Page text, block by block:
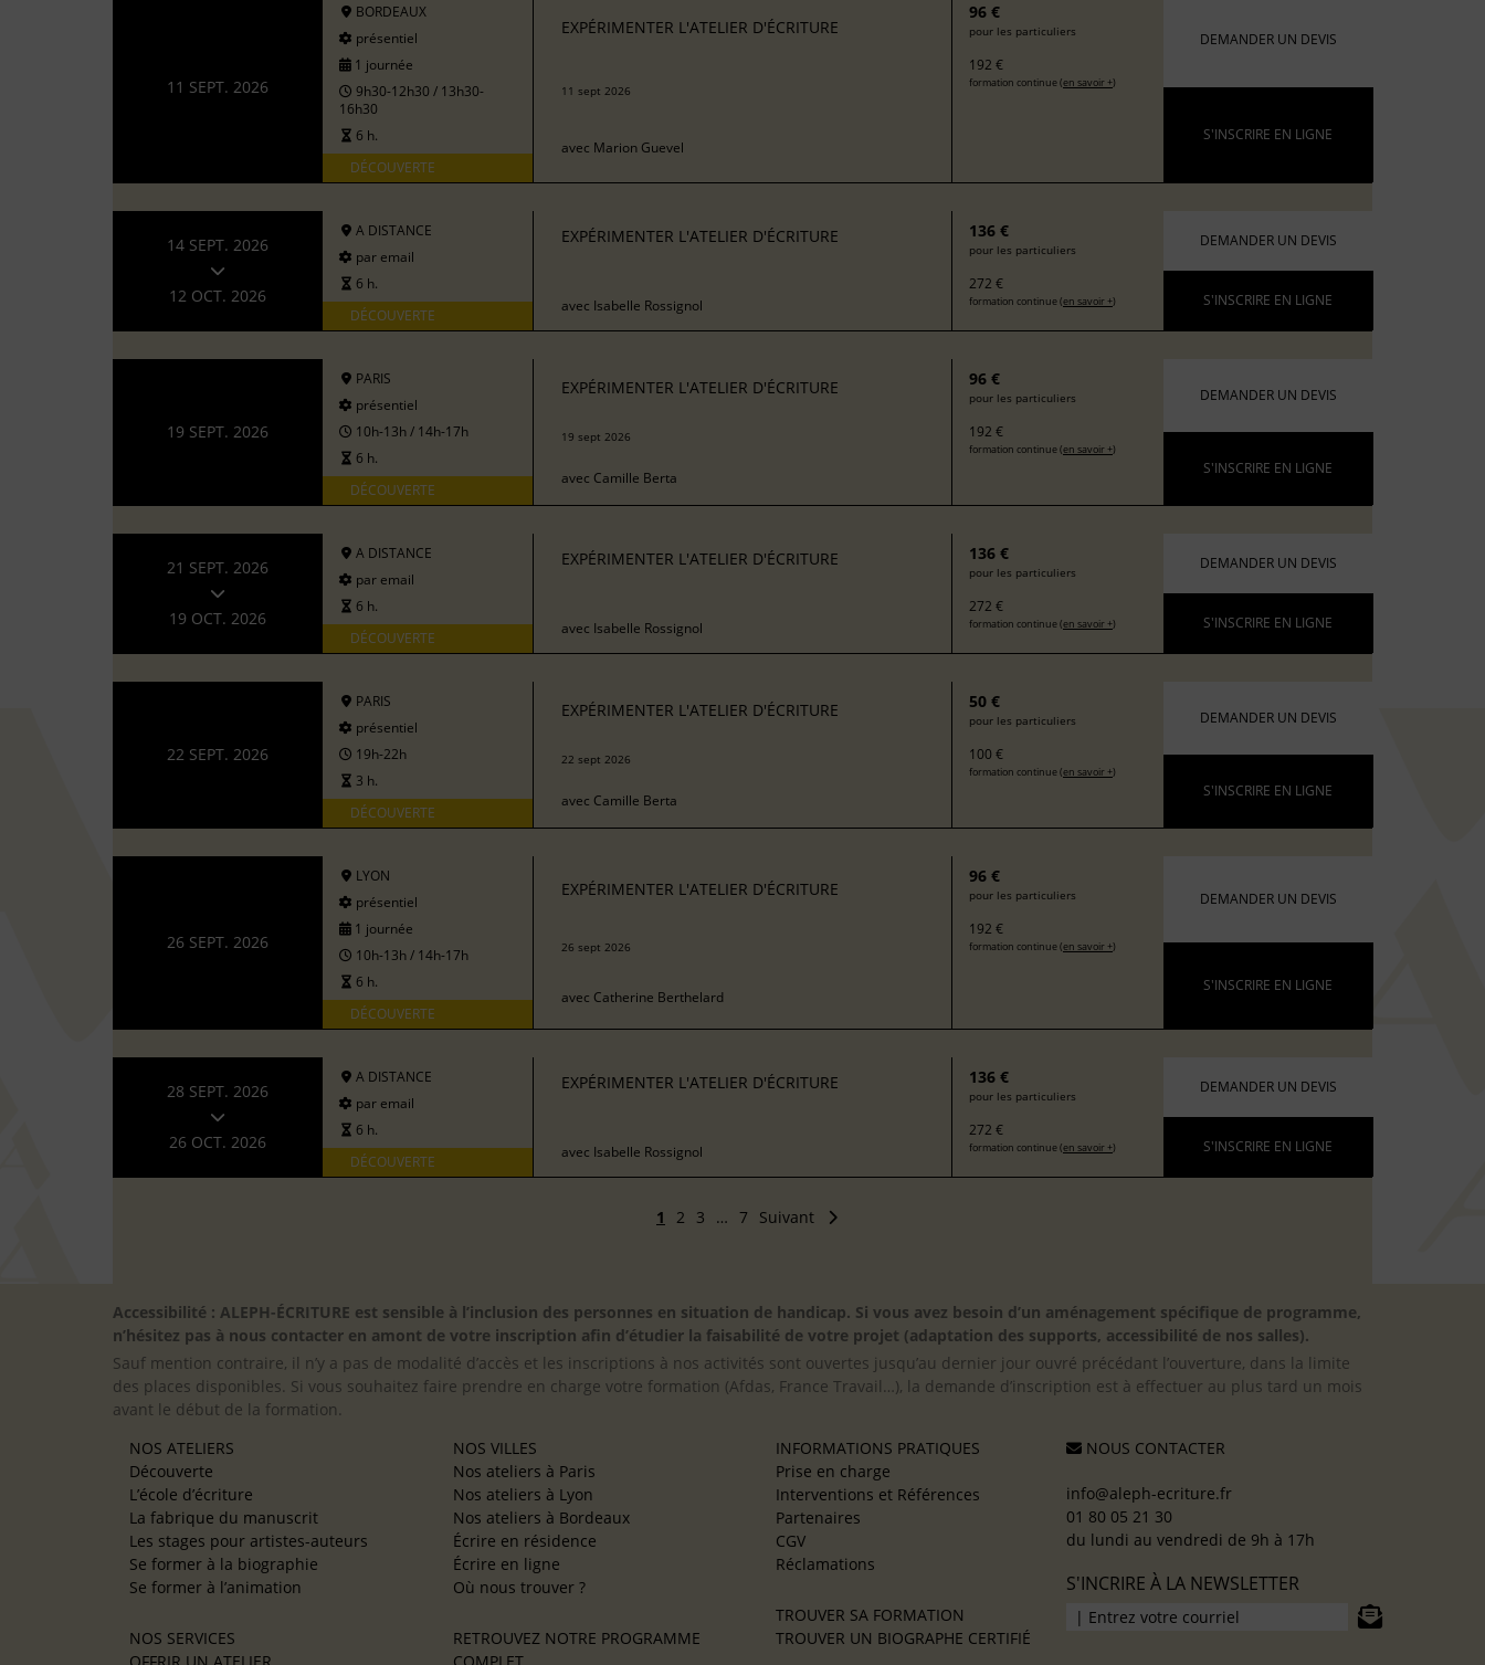
11 SEPT. 2026
BORDEAUX
présentiel
1 journée
9h30-12h30 / 13h30-
16h30
6 h.
DÉCOUVERTE
EXPÉRIMENTER L'ATELIER D'ÉCRITURE
11 sept 2026
avec Marion Guevel
96 €
pour les particuliers
192 €
formation continue (en savoir +)
DEMANDER UN DEVIS
S'INSCRIRE EN LIGNE
14 SEPT. 2026
12 OCT. 2026
A DISTANCE
par email
6 h.
DÉCOUVERTE
EXPÉRIMENTER L'ATELIER D'ÉCRITURE
avec Isabelle Rossignol
136 €
pour les particuliers
272 €
formation continue (en savoir +)
DEMANDER UN DEVIS
S'INSCRIRE EN LIGNE
19 SEPT. 2026
PARIS
présentiel
10h-13h / 14h-17h
6 h.
DÉCOUVERTE
EXPÉRIMENTER L'ATELIER D'ÉCRITURE
19 sept 2026
avec Camille Berta
96 €
pour les particuliers
192 €
formation continue (en savoir +)
DEMANDER UN DEVIS
S'INSCRIRE EN LIGNE
21 SEPT. 2026
19 OCT. 2026
A DISTANCE
par email
6 h.
DÉCOUVERTE
EXPÉRIMENTER L'ATELIER D'ÉCRITURE
avec Isabelle Rossignol
136 €
pour les particuliers
272 €
formation continue (en savoir +)
DEMANDER UN DEVIS
S'INSCRIRE EN LIGNE
22 SEPT. 2026
PARIS
présentiel
19h-22h
3 h.
DÉCOUVERTE
EXPÉRIMENTER L'ATELIER D'ÉCRITURE
22 sept 2026
avec Camille Berta
50 €
pour les particuliers
100 €
formation continue (en savoir +)
DEMANDER UN DEVIS
S'INSCRIRE EN LIGNE
26 SEPT. 2026
LYON
présentiel
1 journée
10h-13h / 14h-17h
6 h.
DÉCOUVERTE
EXPÉRIMENTER L'ATELIER D'ÉCRITURE
26 sept 2026
avec Catherine Berthelard
96 €
pour les particuliers
192 €
formation continue (en savoir +)
DEMANDER UN DEVIS
S'INSCRIRE EN LIGNE
28 SEPT. 2026
26 OCT. 2026
A DISTANCE
par email
6 h.
DÉCOUVERTE
EXPÉRIMENTER L'ATELIER D'ÉCRITURE
avec Isabelle Rossignol
136 €
pour les particuliers
272 €
formation continue (en savoir +)
DEMANDER UN DEVIS
S'INSCRIRE EN LIGNE
1 2 3 … 7 Suivant
Accessibilité : ALEPH-ÉCRITURE est sensible à l’inclusion des personnes en situation de handicap. Si vous avez besoin d’un aménagement spécifique de programme,
n’hésitez pas à nous contacter en amont de votre inscription afin d’étudier la faisabilité de votre projet (adaptation des supports, accessibilité de nos salles).
Sauf mention contraire, il n’y a pas de modalité d’accès et les inscriptions à nos activités sont ouvertes jusqu’au dernier jour ouvré précédant l’ouverture, dans la limite
des places disponibles. Si vous souhaitez faire prendre en charge votre formation (Afdas, France Travail…), la demande d’inscription est à effectuer au plus tard un mois
avant le début de la formation.
NOS ATELIERS
Découverte
L’école d’écriture
La fabrique du manuscrit
Les stages pour artistes-auteurs
Se former à la biographie
Se former à l’animation
NOS SERVICES
NOS VILLES
Nos ateliers à Paris
Nos ateliers à Lyon
Nos ateliers à Bordeaux
Écrire en résidence
Écrire en ligne
Où nous trouver ?
RETROUVEZ NOTRE PROGRAMME
INFORMATIONS PRATIQUES
Prise en charge
Interventions et Références
Partenaires
CGV
Réclamations
TROUVER SA FORMATION
TROUVER UN BIOGRAPHE CERTIFIÉ
NOUS CONTACTER
info@aleph-ecriture.fr
01 80 05 21 30
du lundi au vendredi de 9h à 17h
S'INCRIRE À LA NEWSLETTER